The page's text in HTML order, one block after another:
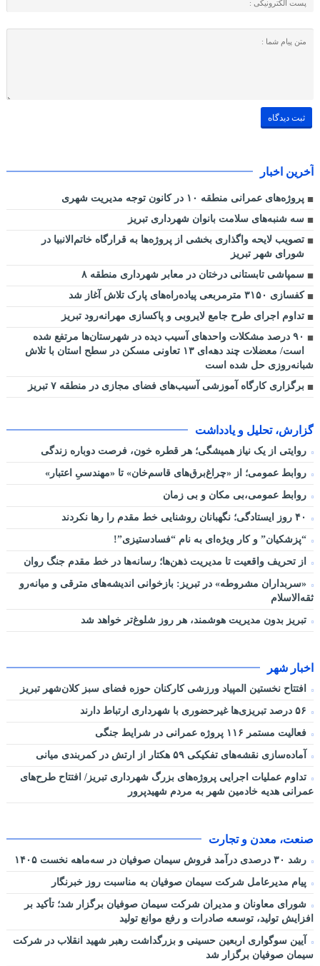
آخرین اخبار
پروژه‌های عمرانی منطقه ۱۰ در کانون توجه مدیریت شهری
سه شنبه‌های سلامت بانوان شهرداری تبریز
تصویب لایحه واگذاری بخشی از پروژه‌ها به قرارگاه خاتم‌الانبیا در
شورای شهر تبریز
سمپاشی تابستانی درختان در معابر شهرداری منطقه ۸
کفسازی ۳۱۵۰ مترمربعی پیاده‌راه‌های پارک تلاش آغاز شد
تداوم اجرای طرح جامع لایروبی و پاکسازی مهرانه‌رود تبریز
٩٠ درصد مشکلات واحدهای آسیب دیده در شهرستان‌ها مرتفع شده
است/ معضلات چند دهه‌ای ١٣ تعاونی مسکن در سطح استان با تلاش
شبانه‌روزی حل شده است
برگزاری کارگاه آموزشی آسیب‌های فضای مجازی در منطقه ۷ تبریز
گزارش، تحلیل و یادداشت
روایتی از یک نیاز همیشگی؛ هر قطره خون، فرصت دوباره زندگی
روابط عمومی؛ از «چراغ‌برق‌های قاسم‌خان» تا «مهندسیِ اعتبار»
روابط عمومی،بی مکان و بی زمان
“پزشکیان” و کار ویژه‌ای به نام “فسادستیزی”!
از تحریف واقعیت تا مدیریت ذهن‌ها؛ رسانه‌ها در خط مقدم جنگ روان
«سربداران مشروطه» در تبریز: بازخوانی اندیشه‌های مترقی و میانه‌رو
ثقه‌الاسلام
تبریز بدون مدیریت هوشمند، هر روز شلوغ‌تر خواهد شد
اخبار شهر
افتتاح نخستین المپیاد ورزشی کارکنان حوزه فضای سبز کلان‌شهر تبریز
فعالیت مستمر ۱۱۶ پروژه عمرانی در شرایط جنگی
آماده‌سازی نقشه‌های تفکیکی ۵۹ هکتار از ارتش در کمربندی میانی
تداوم عملیات اجرایی پروژه‌های بزرگ شهرداری تبریز/ افتتاح طرح‌های
عمرانی هدیه خادمین شهر به مردم شهیدپرور
صنعت، معدن و تجارت
رشد ۳۰ درصدی درآمد فروش سیمان صوفیان در سه‌ماهه نخست ۱۴۰۵
پیام مدیرعامل شرکت سیمان صوفیان به مناسبت روز خبرنگار
شورای معاونان و مدیران شرکت سیمان صوفیان برگزار شد؛ تأکید بر
افزایش تولید، توسعه صادرات و رفع موانع تولید
آیین سوگواری اربعین حسینی و بزرگداشت رهبر شهید انقلاب در شرکت
سیمان صوفیان برگزار شد